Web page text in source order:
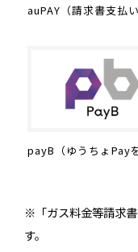
auPAY（請求書支払い
payB（ゆうちょPay
※「ガス料金等請求
す。